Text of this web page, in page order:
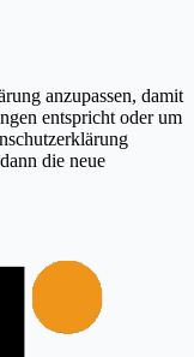
anzupassen, damit
entspricht oder um
die neue